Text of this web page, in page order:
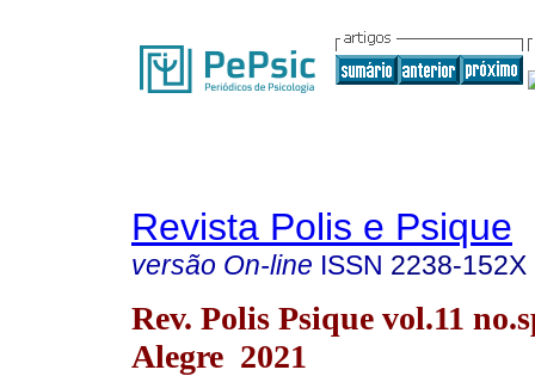
Revista Polis e Psique
versão On-line ISSN 2238-152X
Rev. Polis Psique vol.11
Alegre 2021